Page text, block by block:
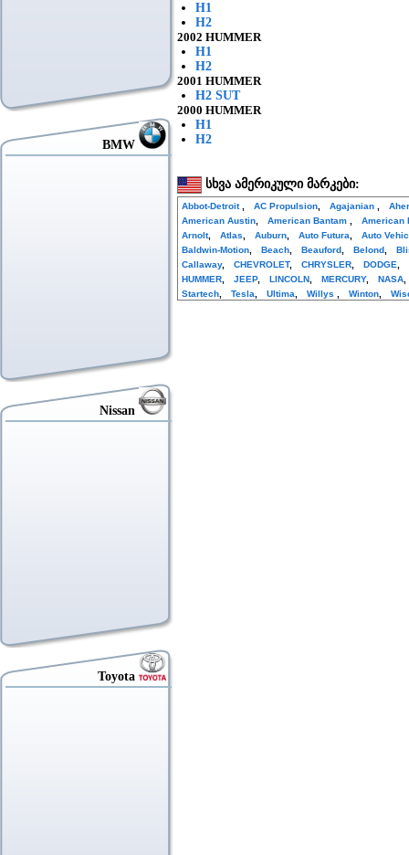
BMW
Nissan
Toyota
H1
H2
2002 HUMMER
H1
H2
2001 HUMMER
H2 SUT
2000 HUMMER
H1
H2
სხვა ამერიკული მარკები:
Abbot-Detroit AC Propulsion Agajanian
American Austin
American Bantam
American
Arnolt, Atlas Auburn Auto Futura
Auto
Baldwin-Motion
Beach Beauford Belond
Callaway, CHEVROLET, CHRYSLER DODGE
HUMMER
JEEP, LINCOLN MERCURY, NASA
Startech
Tesla Ultima Willys Winton